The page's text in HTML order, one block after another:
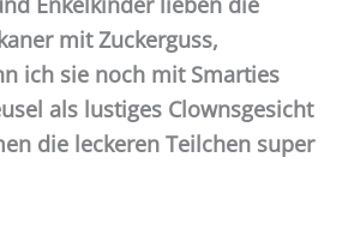
mit Zuckerguss,
ich sie noch mit Smarties
als lustiges Clownsgesicht
die leckeren Teilchen super